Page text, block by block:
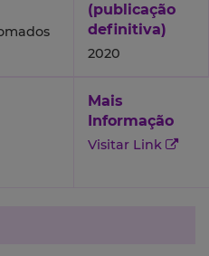
(publicação
definitiva)
2020
Mais
Informação
Visitar Link